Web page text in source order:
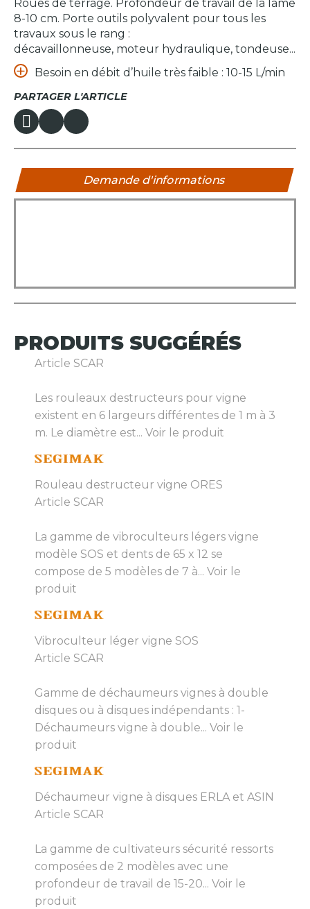
Besoin en débit d’huile très faible : 10-15 L/min
PARTAGER L'ARTICLE
Roues de terrage. Profondeur de travail de la lame
8-10 cm. Porte outils polyvalent pour tous les
travaux sous le rang :
décavaillonneuse, moteur hydraulique, tondeuse...
Demande d'informations
PRODUITS SUGGÉRÉS
Article SCAR
Les rouleaux destructeurs pour vigne
existent en 6 largeurs différentes de 1 m à 3
m. Le diamètre est... Voir le produit
Rouleau destructeur vigne ORES
Article SCAR
La gamme de vibroculteurs légers vigne
modèle SOS et dents de 65 x 12 se
compose de 5 modèles de 7 à... Voir le
produit
Vibroculteur léger vigne SOS
Article SCAR
Gamme de déchaumeurs vignes à double
disques ou à disques indépendants : 1-
Déchaumeurs vigne à double... Voir le
produit
Déchaumeur vigne à disques ERLA et ASIN
Article SCAR
La gamme de cultivateurs sécurité ressorts
composées de 2 modèles avec une
profondeur de travail de 15-20... Voir le
produit